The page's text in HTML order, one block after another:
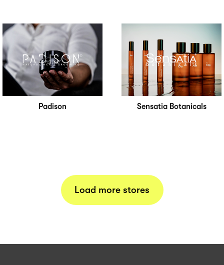
Padison Sensatia Botanicals
Load more stores